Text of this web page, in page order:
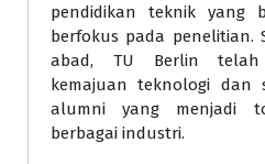
pendidikan teknik yang
berfokus pada penelitian.
abad, TU Berlin telah
kemajuan teknologi dan
alumni yang menjadi
berbagai industri.